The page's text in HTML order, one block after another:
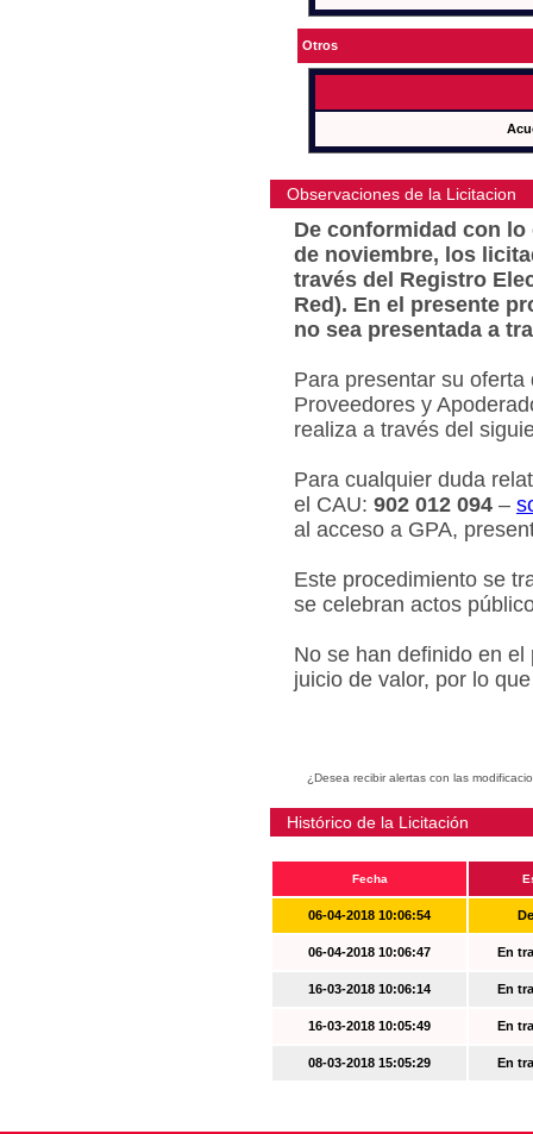
Otros
Observaciones de la Licitacion
De conformidad con lo
de noviembre, los
través del Registro
Red). En el presente
no sea presentada a
Para presentar su
Proveedores y
realiza a través del
Para cualquier duda
el CAU: 902 012 094 –
al acceso a GPA,
Este procedimiento se
se celebran actos
No se han definido en
juicio de valor, por lo
¿Desea recibir alertas con las
Histórico de la Licitación
Fecha
06-04-2018 10:06:54
06-04-2018 10:06:47 En
16-03-2018 10:06:14 En
16-03-2018 10:05:49 En
08-03-2018 15:05:29 En